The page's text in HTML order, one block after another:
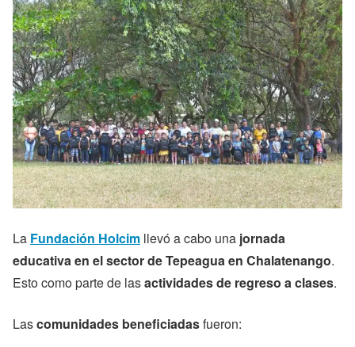
La Fundación Holcim llevó a cabo una jornada
educativa en el sector de Tepeagua en Chalatenango.
Esto como parte de lasactividades de regreso a clases.
Lascomunidades beneficiadasfueron: